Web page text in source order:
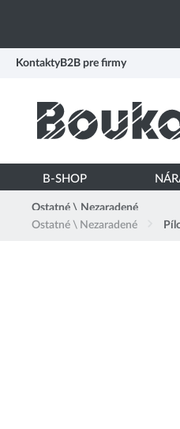
Kontakty B2B pre firmy
B-SHOP
Ostatné \ Nezaradené
Ostatné \ Nezaradené